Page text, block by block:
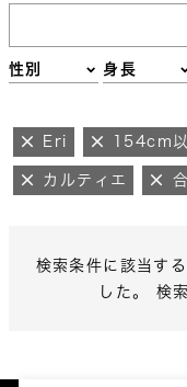
性別 身長
Eri 154cm
カルティエ
検索条件に該当す
した。 検